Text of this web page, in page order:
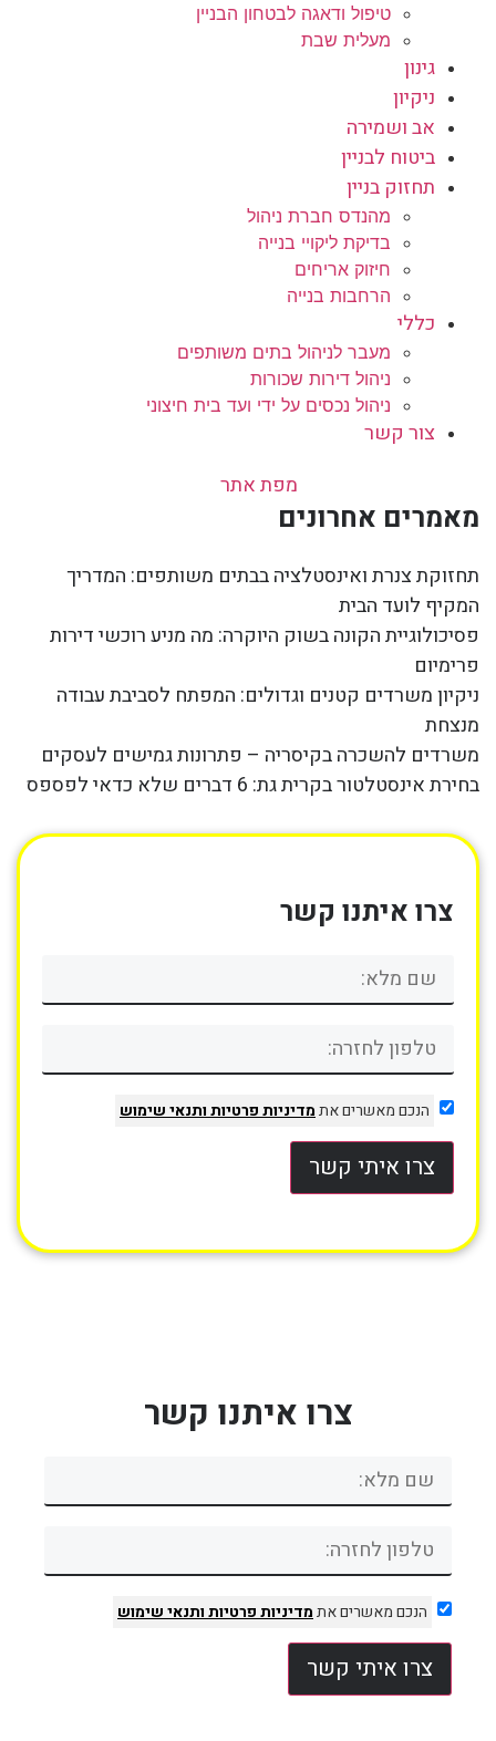
טיפול ודאגה לבטחון הבניין
מעלית שבת
גינון
ניקיון
אב ושמירה
ביטוח לבניין
תחזוק בניין
מהנדס חברת ניהול
בדיקת ליקויי בנייה
חיזוק אריחים
הרחבות בנייה
כללי
מעבר לניהול בתים משותפים
ניהול דירות שכורות
ניהול נכסים על ידי ועד בית חיצוני
צור קשר
מפת אתר
מאמרים אחרונים
תחזוקת צנרת ואינסטלציה בבתים משותפים: המדריך
המקיף לועד הבית
פסיכולוגיית הקונה בשוק היוקרה: מה מניע רוכשי דירות
פרימיום
ניקיון משרדים קטנים וגדולים: המפתח לסביבת עבודה
מנצחת
משרדים להשכרה בקיסריה – פתרונות גמישים לעסקים
בחירת אינסטלטור בקרית גת: 6 דברים שלא כדאי לפספס
צרו איתנו קשר
הנכם מאשרים אתמדיניות פרטיותותנאי שימוש
צרו איתי קשר
צרו איתנו קשר
הנכם מאשרים אתמדיניות פרטיותותנאי שימוש
צרו איתי קשר